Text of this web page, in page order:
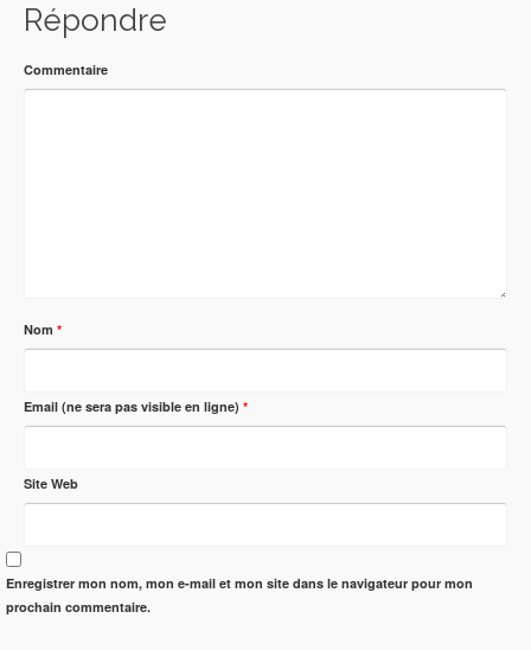
Répondre
Commentaire
Nom *
Email (ne sera pas visible en ligne) *
Site Web
Enregistrer mon nom, mon e-mail et mon site dans le navigateur pour mon
prochain commentaire.